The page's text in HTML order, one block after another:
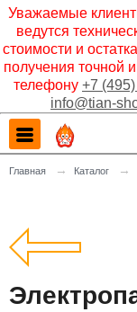
Уважаемые
ведутся
стоимости и
получения точной
телефону +7
info@tian-
Главная → Каталог →